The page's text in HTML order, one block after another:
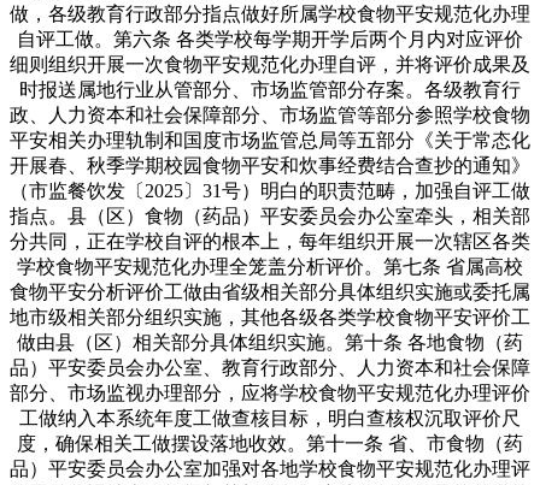
做，各级教育行政部分指点做好所属学校食物平安规范化办理
自评工做。第六条 各类学校每学期开学后两个月内对应评价
细则组织开展一次食物平安规范化办理自评，并将评价成果及
时报送属地行业从管部分、市场监管部分存案。各级教育行
政、人力资本和社会保障部分、市场监管等部分参照学校食物
平安相关办理轨制和国度市场监管总局等五部分《关于常态化
开展春、秋季学期校园食物平安和炊事经费结合查抄的通知》
（市监餐饮发〔2025〕31号）明白的职责范畴，加强自评工做
指点。县（区）食物（药品）平安委员会办公室牵头，相关部
分共同，正在学校自评的根本上，每年组织开展一次辖区各类
学校食物平安规范化办理全笼盖分析评价。第七条 省属高校
食物平安分析评价工做由省级相关部分具体组织实施或委托属
地市级相关部分组织实施，其他各级各类学校食物平安评价工
做由县（区）相关部分具体组织实施。第十条 各地食物（药
品）平安委员会办公室、教育行政部分、人力资本和社会保障
部分、市场监视办理部分，应将学校食物平安规范化办理评价
工做纳入本系统年度工做查核目标，明白查核权沉取评价尺
度，确保相关工做摆设落地收效。第十一条 省、市食物（药
品）平安委员会办公室加强对各地学校食物平安规范化办理评